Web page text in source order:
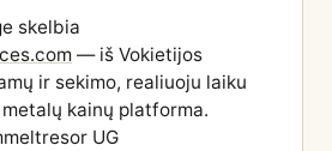
skelbia
— iš Vokietijos
ir sekimo, realiuoju laiku
kainų platforma.
UG